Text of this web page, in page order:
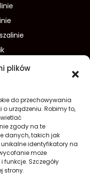
plików
do przechowywania
urządzeniu. Robimy to,
zgody na te
danych, takich jak
identyfikatory na
może
funkcje. Szczegóły
strony.
Dom i ogród
O nas
Kontakt
(EU)